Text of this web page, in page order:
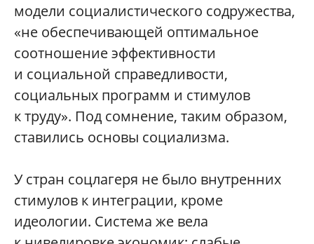
модели социалистического содружества,
«не обеспечивающей оптимальное
соотношение эффективности
и социальной справедливости,
социальных программ и стимулов
к труду». Под сомнение, таким образом,
ставились основы социализма.
У стран соцлагеря не было внутренних
стимулов к интеграции, кроме
идеологии. Система же вела